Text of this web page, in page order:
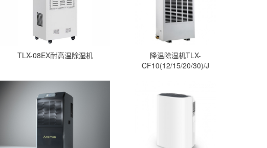
TLX-08EX耐高温除湿机
降温除湿机TLX-
CF10(12/15/20/30)/J